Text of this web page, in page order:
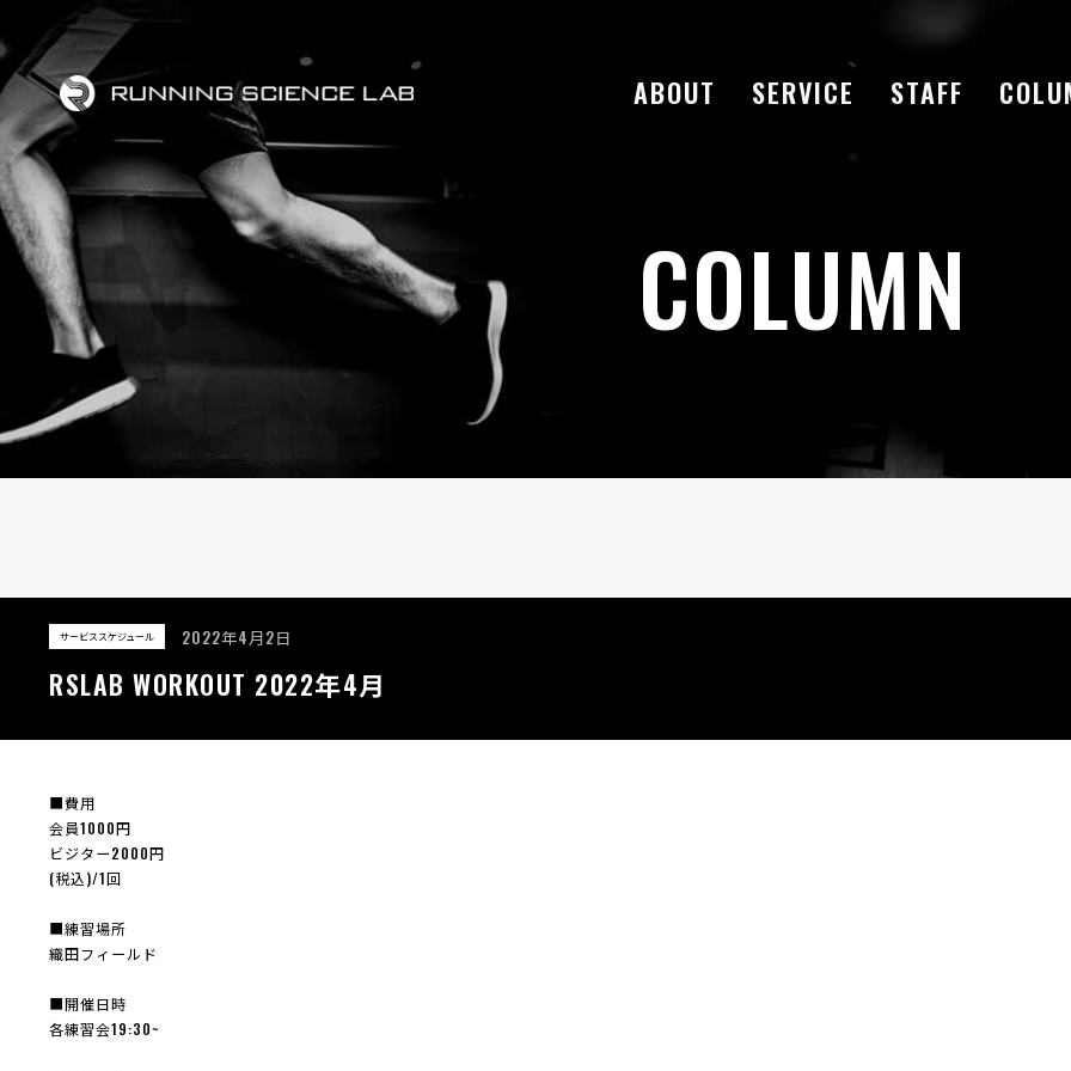
ABOUT SERVICE STAFF
COLUMN
サービススケジュール 2022年4月2日
RSLAB WORKOUT 2022年4月
■費用
会員1000円
ビジター2000円
(税込)/1回
■練習場所
織田フィールド
■開催日時
各練習会19:30~